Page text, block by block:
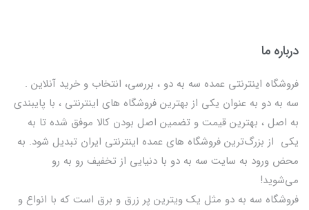
درباره ما
فروشگاه اینترنتی عمده سه به دو ، بررسی، انتخاب و خرید آنلاین .
سه به دو به عنوان یکی از بهترين فروشگاه های اینترنتی ، با پایبندی
به اصل ، بهترين قيمت و تضمین اصل‌ بودن کالا موفق شده تا به
يكي از بزرگ‌ترين فروشگاه هاي عمده اینترنتی ایران تبدیل شود. به
محض ورود به سایت سه به دو با دنیایی از تخفيف رو به رو
می‌شوید!
فروشگاه سه به دو مثل یک ویترین پر زرق و برق است که با انواع و